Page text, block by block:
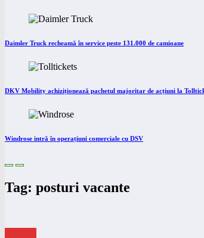
Daimler Truck recheamă în service peste 131.000 de camioane
DKV Mobility achiziționează pachetul majoritar de acțiuni la
Windrose intră în operațiuni comerciale cu DSV
Tag: posturi vacante